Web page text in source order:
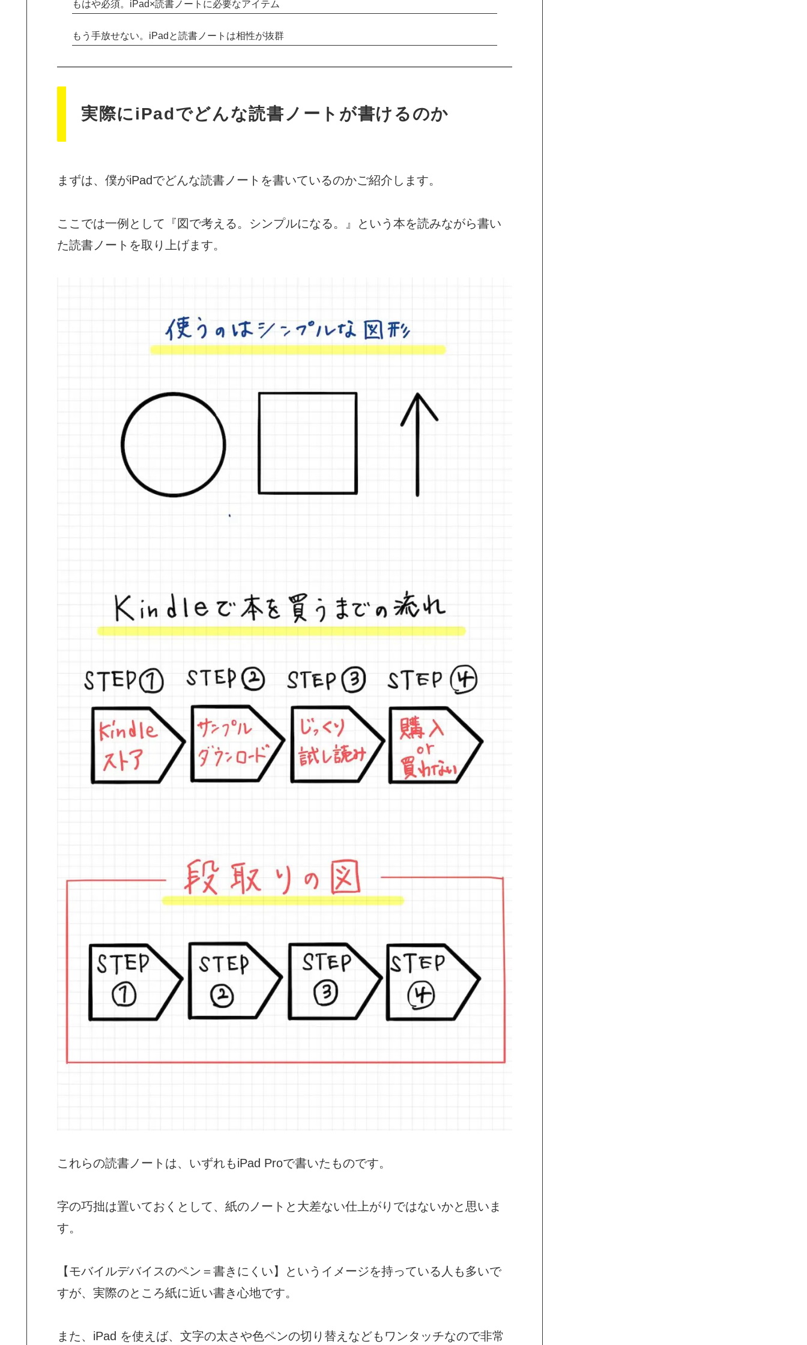
もはや必須。iPad×読書ノートに必要なアイテム
もう手放せない。iPadと読書ノートは相性が抜群
実際にiPadでどんな読書ノートが書けるのか
まずは、僕がiPadでどんな読書ノートを書いているのかご紹介します。
ここでは一例として『図で考える。シンプルになる。』という本を読みながら書い
た読書ノートを取り上げます。
これらの読書ノートは、いずれもiPad Proで書いたものです。
字の巧拙は置いておくとして、紙のノートと大差ない仕上がりではないかと思いま
す。
【モバイルデバイスのペン＝書きにくい】というイメージを持っている人も多いで
すが、実際のところ紙に近い書き心地です。
また、iPad を使えば、文字の太さや色ペンの切り替えなどもワンタッチなので非常